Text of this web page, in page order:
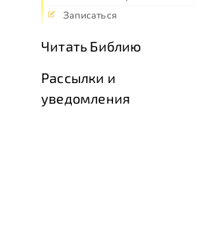
Записаться
Читать Библию
Рассылки и
уведомления